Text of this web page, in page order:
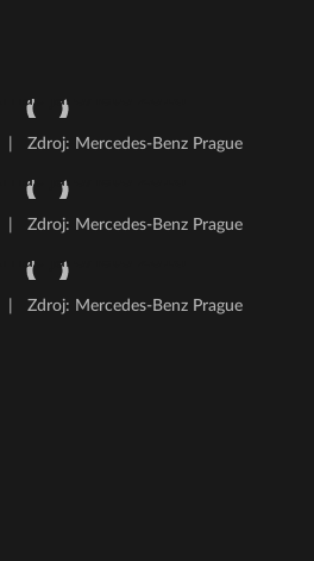
Zdroj: Mercedes-Benz Prague
Zdroj: Mercedes-Benz Prague
Zdroj: Mercedes-Benz Prague